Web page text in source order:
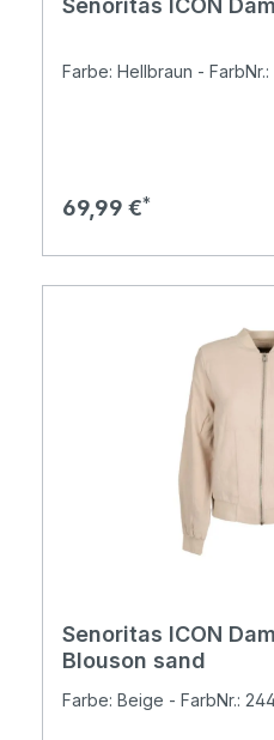
Senoritas ICON
Farbe: Hellbraun -
Regulärer Preis:
69,99 €
Senoritas ICON
Blouson sand
Farbe: Beige - FarbNr.: